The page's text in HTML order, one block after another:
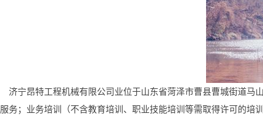
济宁昂特工程机械有限公司业位于山东省菏泽市曹县曹城街道马
服务；业务培训（不含教育培训、职业技能培训等需取得许可的